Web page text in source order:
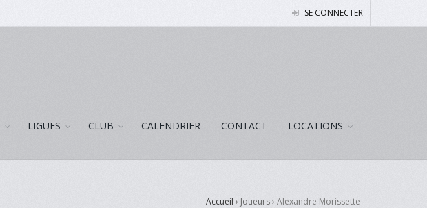
SE CONNECTER
LIGUES CLUB CALENDRIER CONTACT LOCATIONS
Accueil › Joueurs › Alexandre Morissette